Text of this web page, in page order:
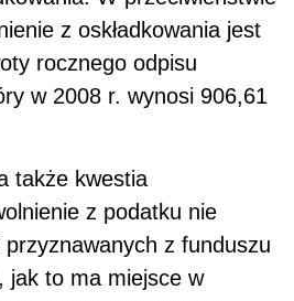
z oskładkowania jest
rocznego odpisu
w 2008 r. wynosi 906,61
także kwestia
z podatku nie
z funduszu
jak to ma miejsce w